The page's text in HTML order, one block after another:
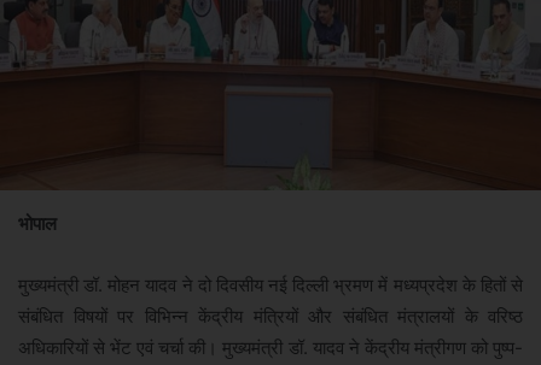
भोपाल
मुख्यमंत्री डॉ. मोहन यादव ने दो दिवसीय नई दिल्ली भ्रमण में मध्यप्रदेश के हितों से
संबंधित विषयों पर विभिन्न केंद्रीय मंत्रियों और संबंधित मंत्रालयों के वरिष्ठ
अधिकारियों से भेंट एवं चर्चा की। मुख्यमंत्री डॉ. यादव ने केंद्रीय मंत्रीगण को पुष्प-